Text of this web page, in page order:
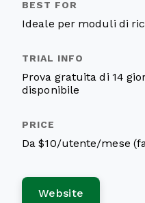
Ideale per moduli di
Prova gratuita di 14
disponibile
Da $10/utente/mese
Website